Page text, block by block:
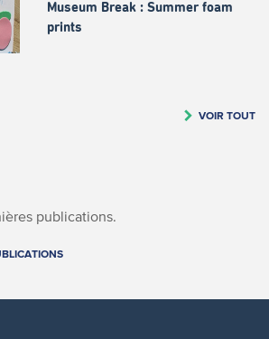
Museum Break : Summer foam
prints
VOIR TOUT
publications.